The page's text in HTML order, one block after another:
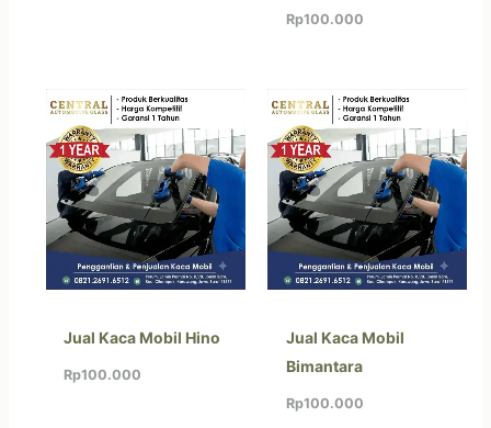
Rp100.000
Jual Kaca Mobil Hino
Rp100.000
Jual Kaca Mobil
Bimantara
Rp100.000